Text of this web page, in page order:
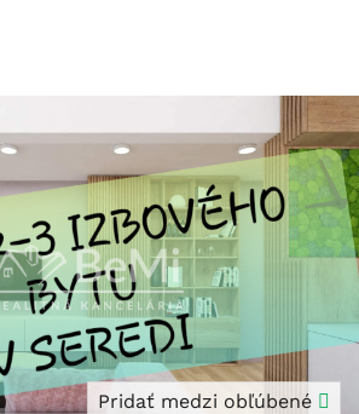
Pridať medzi obľúbené